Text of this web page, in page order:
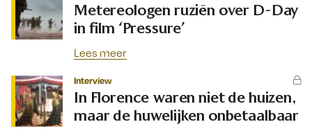
Metereologen ruziën over D-Day
in film ‘Pressure’
Lees meer
Interview
In Florence waren niet de huizen,
maar de huwelijken onbetaalbaar